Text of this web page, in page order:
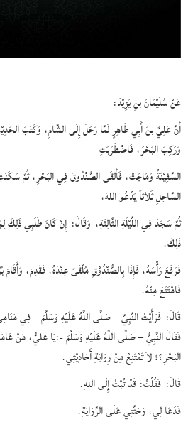
عَنْ سُلَيْمَانَ بنِ يَزِيْدَ:
أَنَّ عَلِيَّ بنَ أَبِي طَاهِرٍ لَمَّا رَحَلَ إِلَى الشَّامِ، وَكَتَبَ
وَرَكِبَ البَحْرَ، فَاضْطَرَبَتِ
السَّفِيْنَةُ وَمَاجَتْ، فَأَلقَى الصُّنْدُوقَ فِي البَحْرِ، ثُمَّ
السَّاحِلِ ثَلاَثاً يَدْعُو اللهَ،
ثُمَّ سَجَدَ فِي اللَّيْلَةِ الثَّالِثَةِ، وَقَالَ: إِنْ كَانَ طَلَبِي ذَلِكَ
ذَلِكَ.
فَرَفَعَ رَأْسَهُ، فَإِذَا بِالصُّنْدُوْقِ مُلْقَىً عِنْدَهُ، فَقَدِمَ،
فَامْتَنَعَ مِنْهُ.
قَالَ: فَرَأَيْتُ النَّبِيَّ – صَلَّى اللَّهُ عَلَيْهِ وَسَلَّمَ – فِي
فَقَالَ النَّبِيُّ – صَلَّى اللَّهُ عَلَيْهِ وَسَلَّمَ -:يَا عليُّ، مَنْ
البَحْرِ؟! لاَ تَمْتَنِعْ مِنْ رِوَايَةِ أَحَادِيْثِي.
قَالَ: فَقُلْتُ: قَدْ تُبْتُ إِلَى اللهِ.
فَدَعَا لِي، وَحَثَّنِي عَلَى الرِّوَايَةِ.